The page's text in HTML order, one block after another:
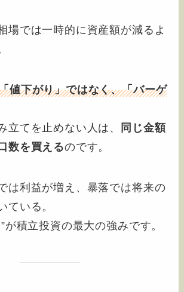
場では一時的に資産額が減るよ
値下がり」ではなく、「バーゲ
立てを止めない人は、
同じ金額
数を買えるのです。
は利益が増え、暴落では将来の
ている。
が積立投資の最大の強みです。